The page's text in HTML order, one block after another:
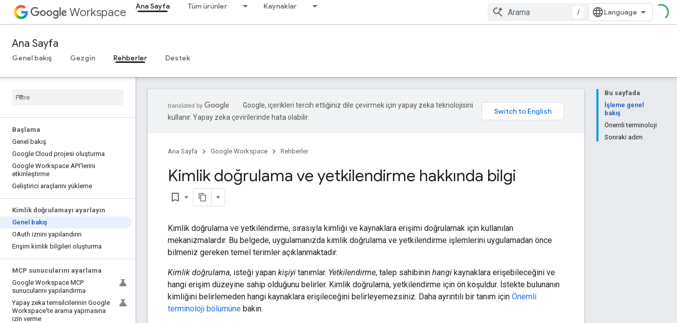
Workspace Ana Sayfa Tüm ürünler Kaynaklar
/
Ana Sayfa
Genel bakış Gezgin Rehberler Destek
Başlama
Genel bakış
Google Cloud projesi oluşturma
Google Workspace API'lerini
etkinleştirme
Geliştirici araçlarını yükleme
Kimlik doğrulamayı ayarlayın
Genel bakış
OAuth iznini yapılandırın
Erişim kimlik bilgileri oluşturma
MCP sunucularını ayarlama
Google Workspace MCP
sunucularını yapılandırma
Yapay zeka temsilcilerinin Google
Workspace'te arama yapmasına
izin verme
Bu sayfada
İşleme genel
bakış
Önemli terminoloji
Sonraki adım
Google, içerikleri tercih ettiğiniz dile çevirmek için yapay zeka teknolojisini
kullanır. Yapay zeka çevirilerinde hata olabilir.
Ana Sayfa Google Workspace Rehberler
Kimlik doğrulama ve yetkilendirme hakkında bilgi
bookmark_border
Kimlik doğrulama ve yetkilendirme, sırasıyla kimliği ve kaynaklara erişimi doğrulamak için kullanılan
mekanizmalardır. Bu belgede, uygulamanızda kimlik doğrulama ve yetkilendirme işlemlerini uygulamadan önce
bilmeniz gereken temel terimler açıklanmaktadır.
Kimlik doğrulama, isteği yapan kişiyi tanımlar. Yetkilendirme, talep sahibinin hangi kaynaklara erişebileceğini ve
hangi erişim düzeyine sahip olduğunu belirler. Kimlik doğrulama, yetkilendirme için ön koşuldur. İstekte bulunanın
kimliğini belirlemeden hangi kaynaklara erişileceğini belirleyemezsiniz. Daha ayrıntılı bir tanım için Önemli
terminoloji bölümüne bakın.